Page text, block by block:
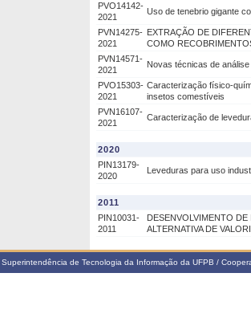
PVO14142-
2021
Uso de tenebrio gigante
PVN14275-
2021
EXTRAÇÃO DE
COMO
PVN14571-
2021
Novas técnicas de
PVO15303-
2021
Caracterização físico-
insetos comestíveis
PVN16107-
2021
Caracterização de
2020
PIN13179-
2020
Leveduras para uso
2011
PIN10031-
2011
DESENVOLVIMENTO
ALTERNATIVA DE
Superintendência de Tecnologia da Informação da UFPB /